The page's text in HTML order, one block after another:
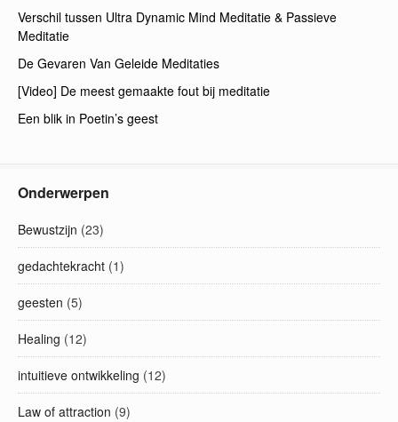
Verschil tussen Ultra Dynamic Mind Meditatie & Passieve
Meditatie
De Gevaren Van Geleide Meditaties
[Video] De meest gemaakte fout bij meditatie
Een blik in Poetin’s geest
Onderwerpen
Bewustzijn (23)
gedachtekracht (1)
geesten (5)
Healing (12)
intuitieve ontwikkeling (12)
Law of attraction (9)